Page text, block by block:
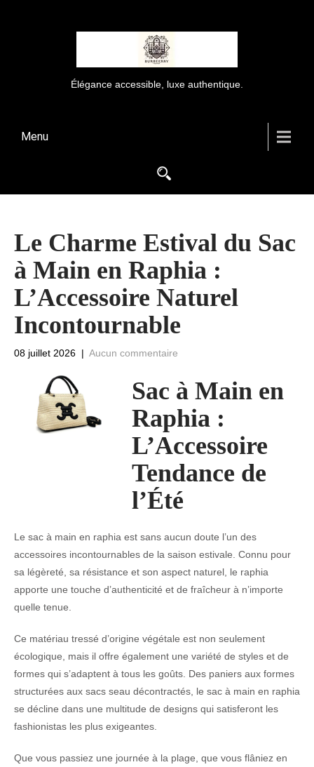
Élégance accessible, luxe authentique.
Menu
Le Charme Estival du Sac
à Main en Raphia :
L’Accessoire Naturel
Incontournable
08 juillet 2026 | Aucun commentaire
Sac à Main en
Raphia :
L’Accessoire
Tendance de
l’Été
Le sac à main en raphia est sans aucun doute l’un des
accessoires incontournables de la saison estivale. Connu pour
sa légèreté, sa résistance et son aspect naturel, le raphia
apporte une touche d’authenticité et de fraîcheur à n’importe
quelle tenue.
Ce matériau tressé d’origine végétale est non seulement
écologique, mais il offre également une variété de styles et de
formes qui s’adaptent à tous les goûts. Des paniers aux formes
structurées aux sacs seau décontractés, le sac à main en raphia
se décline dans une multitude de designs qui satisferont les
fashionistas les plus exigeantes.
Que vous passiez une journée à la plage, que vous flâniez en